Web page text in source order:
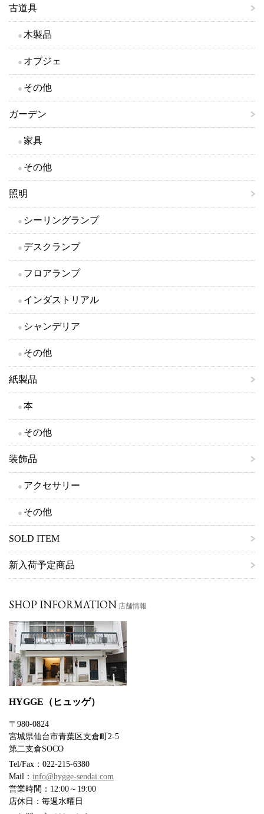
古道具
木製品
オブジェ
その他
ガーデン
家具
その他
照明
シーリングランプ
デスクランプ
フロアランプ
インダストリアル
シャンデリア
その他
紙製品
本
その他
装飾品
アクセサリー
その他
SOLD ITEM
新入荷予定商品
SHOP INFORMATION 店舗情報
HYGGE（ヒュッゲ）
〒980-0824
宮城県仙台市青葉区支倉町2-5
第二支倉SOCO
Tel/Fax：022-215-6380
Mail： info@hygge-sendai.com
営業時間：12:00～19:00
店休日：毎週水曜日